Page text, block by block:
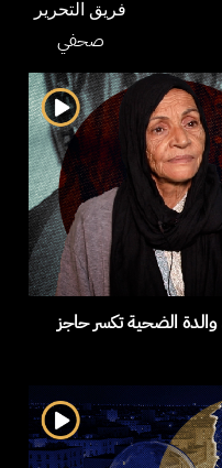
فريق التحرير
صحفي
الضحية تكسر حاجز